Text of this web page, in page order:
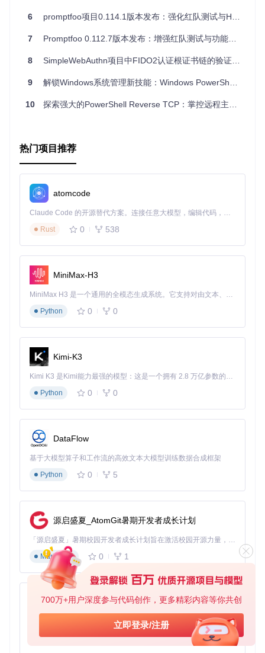
700万+用户深度参与代码创作，更多精彩内容等你共创
立即登录/注册
应用案例和最佳实践
应用案例
假设你有一个名为exampletool的命令行工具，它接受多个
一个 PowerShell cmdlet，使其更易于在 PowerShell 脚本中使
最佳实践
错误处理：在生成的 cmdlet 中添加适当的错误处理逻辑，
典型生态项目
PowerShell Crescendo 可以与以下项目结合使用，以扩展其
allery，使其可供其他用户安装和使用。
Azure Pipelines
et，以自动化 CI/CD 流程。
Visual Studio Code ：使用 Visual Studio Code 的 Powe
通过结合这些生态项目，你可以进一步提高 PowerShell Cresc
endo 的实用性和效率。
6 promptfoo项目0.114.1版本发布：强化红队测试与HTTP响应处理
7 Promptfoo 0.112.7版本发布：增强红队测试与功能优化
8 SimpleWebAuthn项目中FIDO2认证根证书链的验证问题解析
9 解锁Windows系统管理新技能：Windows PowerShell教程合集推荐
10 探索强大的PowerShell Reverse TCP：掌控远程主机的利器
热门项目推荐
atomcode
Claude Code 的开源替代方案。连接任意大模型，编辑代码，运行命令，自动验证 — 全自动执行。用 Rust 构建，极致性能。 ｜ An open-source alternative to Claude Code. Connect any LLM, edit code, run commands, and verify changes — autonomously. Built in Rust for speed. Get Started
Rust
0 538
MiniMax-H3
MiniMax H3 是一个通用的全模态生成系统。它支持对由文本、图像、视频和音频组成的多模态上下文进行统一理解，并能生成分辨率高达 2K、时长可达 15 秒的带原生立体声音频的视频。得益于面向任务泛化的系统设计，H3 在预训练阶段就已具备广泛的多模态上下文理解与生成能力，能够出色地执行复杂的多模态指令。
Python
0 0
Kimi-K3
Kimi K3 是Kimi能力最强的模型：这是一个拥有 2.8 万亿参数的混合专家（MoE）模型，具备原生视觉理解能力，并支持 100 万 token 的上下文窗口。
Python
0 0
DataFlow
基于大模型算子和工作流的高效文本大模型训练数据合成框架
Python
0 5
源启盛夏_AtomGit暑期开发者成长计划
「源启盛夏」暑期校园开发者成长计划旨在激活校园开源力量，通过积分激励、认证扶持、资源倾斜等形式，引导高校组织和开发者完成「入驻 — 建项目 — 做贡献 — 获认证 — 得资源」的完整闭环。无论你是想带领社团入驻平台的组织者，还是希望用代码贡献证明自己的开发者，都能在这里找到属于你的成长路径。
Markdown
0 1
py-xiaozhi
基于Python的Xiaozhi AI，适用于想要完整Xiaozhi体验而无需拥有专用硬件的用户。
Python
0 1